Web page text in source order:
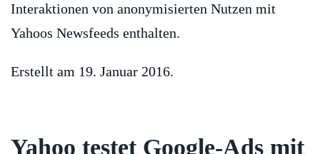
Interaktionen von anonymisierten Nutzen mit
Yahoos Newsfeeds enthalten.
Erstellt am 19. Januar 2016.
Yahoo testet Google-Ads mit